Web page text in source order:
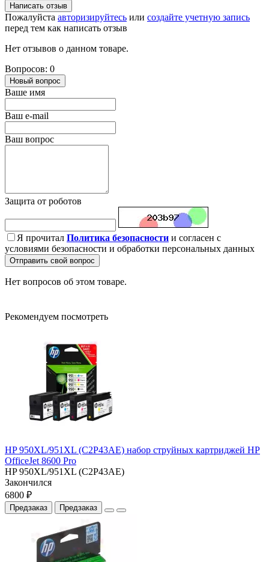
Написать отзыв
Пожалуйста авторизируйтесь или создайте учетную запись
перед тем как написать отзыв
Нет отзывов о данном товаре.
Вопросов: 0
Новый вопрос
Ваше имя
Ваш e-mail
Ваш вопрос
Защита от роботов
Я прочитал Политика безопасности и согласен с
условиями безопасности и обработки персональных данных
Отправить свой вопрос
Нет вопросов об этом товаре.
Рекомендуем посмотреть
HP 950XL/951XL (C2P43AE) набор струйных картриджей HP
OfficeJet 8600 Pro
HP 950XL/951XL (C2P43AE)
Закончился
6800 ₽
Предзаказ Предзаказ